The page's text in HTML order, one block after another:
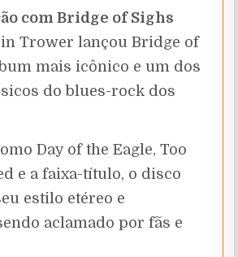
com Bridge of Sighs
Trower lançou Bridge of
mais icônico e um dos
do blues-rock dos
Day of the Eagle, Too
e a faixa-título, o disco
estilo etéreo e
aclamado por fãs e